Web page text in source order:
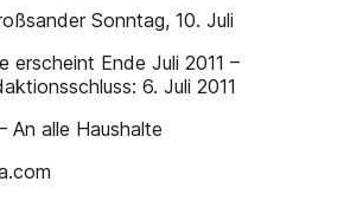
Sonntag, 10. Juli
erscheint Ende Juli 2011 –
6. Juli 2011
An alle Haushalte